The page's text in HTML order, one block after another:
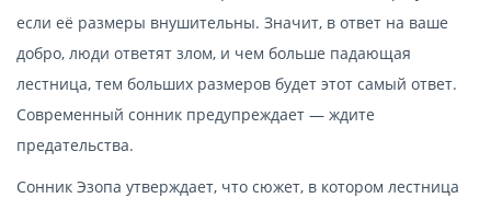
если её размеры внушительны. Значит, в ответ на ваше
добро, люди ответят злом, и чем больше падающая
лестница, тем больших размеров будет этот самый ответ.
Современный сонник предупреждает — ждите
предательства.
Сонник Эзопа утверждает, что сюжет, в котором лестница